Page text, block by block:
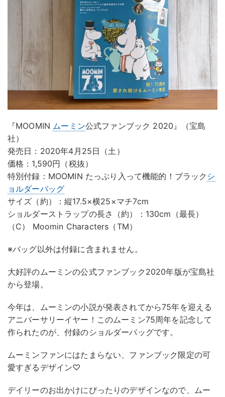
『MOOMIN ムーミン公式ファンブック 2020』（宝島
社）
発売日：2020年4月25日（土）
価格：1,590円（税抜）
特別付録：MOOMIN たっぷり入って機能的！ブラック シ
ョルダーバッグ
サイズ（約）：縦17.5×横25×マチ7cm
ショルダーストラップの長さ（約）：130cm（最長）
（C） Moomin Characters（TM）
※バッグ以外は付録に含まれません。
大好評のムーミンの公式ファンブック2020年版が宝島社
から登場。
今年は、ムーミンの小説が発表されてから75年を迎える
アニバーサリーイヤー！このムーミン75周年を記念して
作られたのが、付録のショルダーバッグです。
ムーミンファンにはたまらない、ファンブック限定の可
愛すぎるデザイン♡
デイリーのお出かけにぴったりのデザインなので、ムー